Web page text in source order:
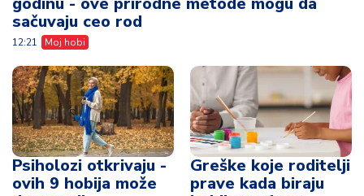
sačuvaju ceo rod
12:21 Moj hobi
Psiholozi otkrivaju -
ovih 9 hobija može
Greške koje roditelji
prave kada biraju